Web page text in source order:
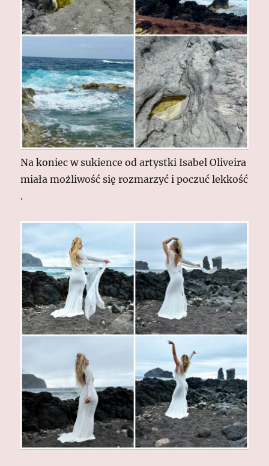
Na koniec w sukience od artystki Isabel Oliveira
miała możliwość się rozmarzyć i poczuć lekkość
.